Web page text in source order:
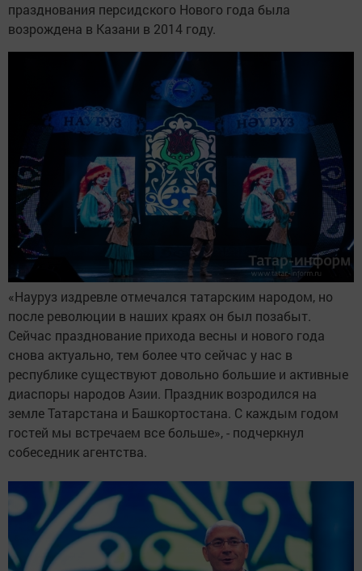
празднования персидского Нового года была
возрождена в Казани в 2014 году.
«Науруз издревле отмечался татарским народом, но
после революции в наших краях он был позабыт.
Сейчас празднование прихода весны и нового года
снова актуально, тем более что сейчас у нас в
республике существуют довольно большие и активные
диаспоры народов Азии. Праздник возродился на
земле Татарстана и Башкортостана. С каждым годом
гостей мы встречаем все больше», - подчеркнул
собеседник агентства.